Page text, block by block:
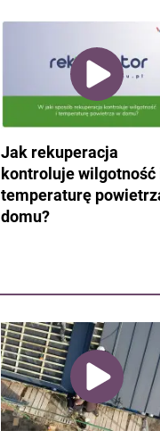
Jak rekuperacja
kontroluje wilgotność
temperaturę
domu?